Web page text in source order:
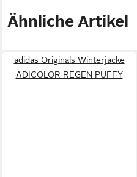
Ähnliche Artikel
adidas Originals Winterjacke
ADICOLOR REGEN PUFFY